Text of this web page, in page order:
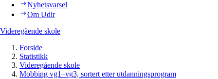
Nyhetsvarsel
Om Udir
Videregående skole
Forside
Statistikk
Videregående skole
Mobbing vg1–vg3, sortert etter utdanningsprogram